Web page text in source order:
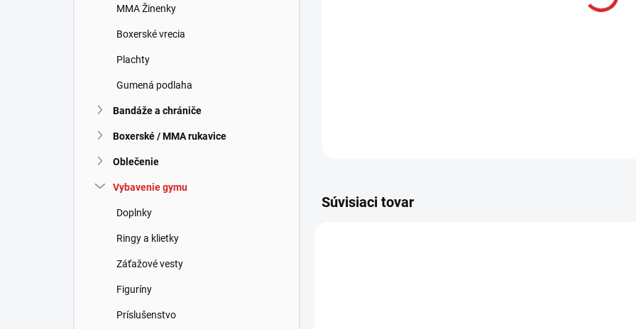
MMA Žinenky
Boxerské vrecia
Plachty
Gumená podlaha
Bandáže a chrániče
Boxerské / MMA rukavice
Oblečenie
Vybavenie gymu
Doplnky
Ringy a klietky
Záťažové vesty
Figuríny
Príslušenstvo
Súvisiaci tovar